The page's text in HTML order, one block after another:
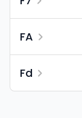
FA
Fd